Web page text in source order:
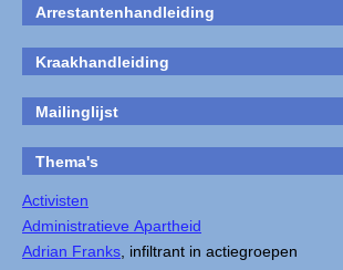
Arrestantenhandleiding
Kraakhandleiding
Mailinglijst
Thema's
Activisten
Administratieve Apartheid
Adrian Franks , infiltrant in actiegroepen